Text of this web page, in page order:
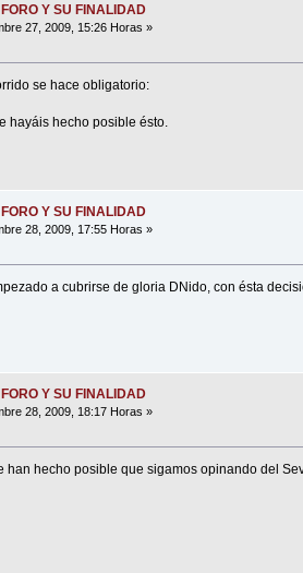
Y SU FINALIDAD
27, 2009, 15:26 Horas »
se hace obligatorio:
hayáis hecho posible ésto.
Y SU FINALIDAD
28, 2009, 17:55 Horas »
a cubrirse de gloria DNido, con ésta
Y SU FINALIDAD
28, 2009, 18:17 Horas »
han hecho posible que sigamos opinando del